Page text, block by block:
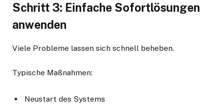
Schritt 3: Einfache Sofortlösungen
anwenden
Viele Probleme lassen sich schnell beheben.
Typische Maßnahmen:
Neustart des Systems